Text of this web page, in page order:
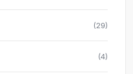
(29)
(4)